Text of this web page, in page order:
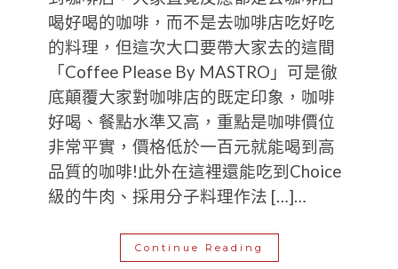
喝好喝的咖啡，而不是去咖啡店吃好吃
的料理，但這次大口要帶大家去的這間
「Coffee Please By MASTRO」可是徹
底顛覆大家對咖啡店的既定印象，咖啡
好喝、餐點水準又高，重點是咖啡價位
非常平實，價格低於一百元就能喝到高
品質的咖啡!此外在這裡還能吃到Choice
級的牛肉、採用分子料理作法 […]…
Continue Reading